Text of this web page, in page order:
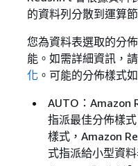
的資料列分散到運算
您為資料表選取的分
能。如需詳細資訊，
化。可能的分佈樣式如
AUTO：Amazon
指派最佳分佈樣
樣式，Amazon
式指派給小型資